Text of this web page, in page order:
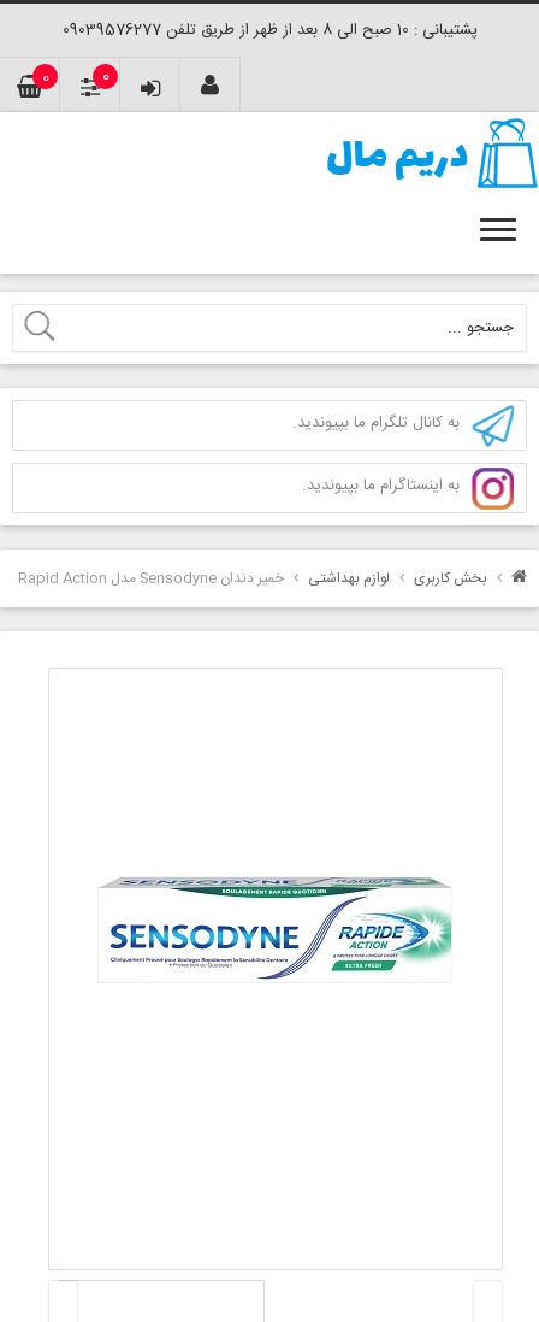
پشتیبانی : 10 صبح الی 8 بعد از ظهر از طریق تلفن 09039576277
0 0
به کانال تلگرام ما بپیوندید.
به اینستاگرام ما بپیوندید.
بخش کاربری لوازم بهداشتی خمیر دندان Sensodyne مدل Rapid Action